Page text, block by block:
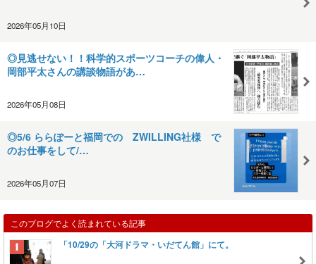
2026年05月10日
◎見逃せない！！科学的スポーツコーチの偉人・
岡部平太さんの講談物語があ…
2026年05月08日
◎5/6 ららぽーと福岡での ZWILLING社様 で
のお仕事をして/…
2026年05月07日
このブログでよく読まれている記事
「10/29の「大河ドラマ・いだてん館」にて。